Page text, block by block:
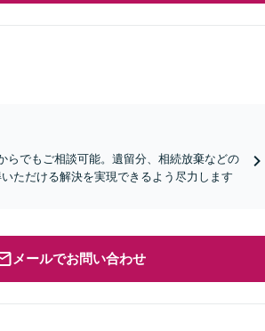
らでもご相談可能。遺留分、相続放棄などの
ただける解決を実現できるよう尽力します
メールでお問い合わせ